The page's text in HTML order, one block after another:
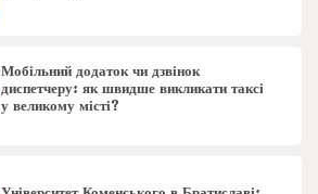
Мобільний додаток чи дзвінок
диспетчеру: як швидше викликати таксі
у великому місті?